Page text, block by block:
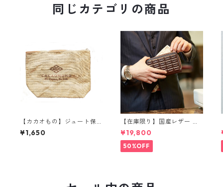
同じカテゴリの商品
【カカオもの】ジュート保
冷バッグ
¥1,650
【在庫限り】国産レザー ま
るでチョコレートのような
ラウンド長財布 本革製 ショ
コラタン
¥19,800
50%OFF